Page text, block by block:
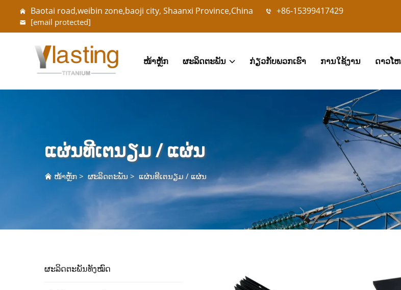
Baotai road,weibin zone,baoji city, Shaanxi Province,China +86-15399417429
[email protected]
ໜ້າຫຼັກ ຜະລິດຕະພັນ ກ່ຽວກັບພວກເຮົາ ການໃຊ້ງານ ດາວໂ
ແຜ່ນທີເຕນຽມ / ແຜ່ນ
ໜ້າຫຼັກ>ຜະລິດຕະພັນ > ແຜ່ນທີເຕນຽມ / ແຜ່ນ
ຜະລິດຕະພັນທັງໝົດ